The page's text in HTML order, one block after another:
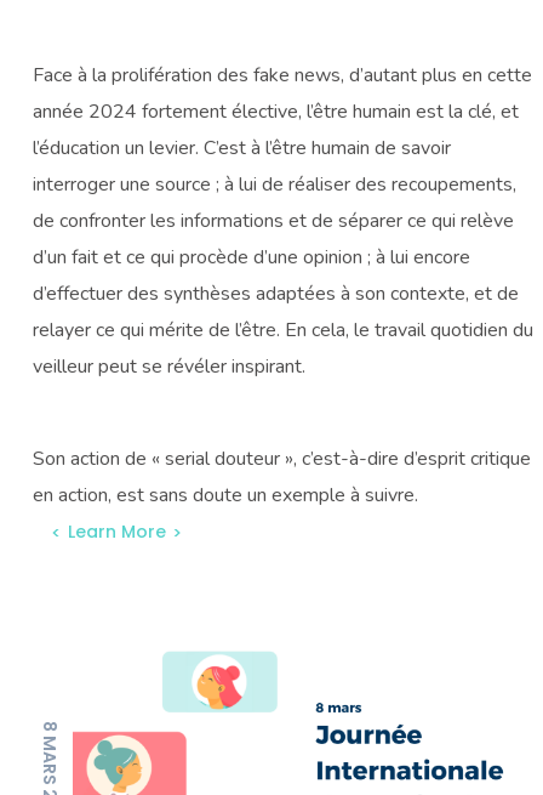
Face à la prolifération des fake news, d’autant plus en cette
année 2024 fortement élective, l’être humain est la clé, et
l’éducation un levier. C’est à l’être humain de savoir
interroger une source ; à lui de réaliser des recoupements,
de confronter les informations et de séparer ce qui relève
d’un fait et ce qui procède d’une opinion ; à lui encore
d’effectuer des synthèses adaptées à son contexte, et de
relayer ce qui mérite de l’être. En cela, le travail quotidien du
veilleur peut se révéler inspirant.
Son action de « serial douteur », c’est-à-dire d’esprit critique
en action, est sans doute un exemple à suivre.
Learn More